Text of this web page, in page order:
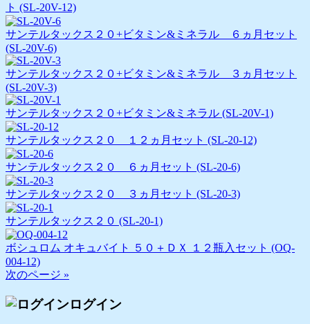
ト (SL-20V-12)
サンテルタックス２０+ビタミン&ミネラル ６ヵ月セット
(SL-20V-6)
サンテルタックス２０+ビタミン&ミネラル ３ヵ月セット
(SL-20V-3)
サンテルタックス２０+ビタミン&ミネラル (SL-20V-1)
サンテルタックス２０ １２ヵ月セット (SL-20-12)
サンテルタックス２０ ６ヵ月セット (SL-20-6)
サンテルタックス２０ ３ヵ月セット (SL-20-3)
サンテルタックス２０ (SL-20-1)
ボシュロム オキュバイト ５０＋ＤＸ １２瓶入セット (OQ-
004-12)
次のページ »
ログイン